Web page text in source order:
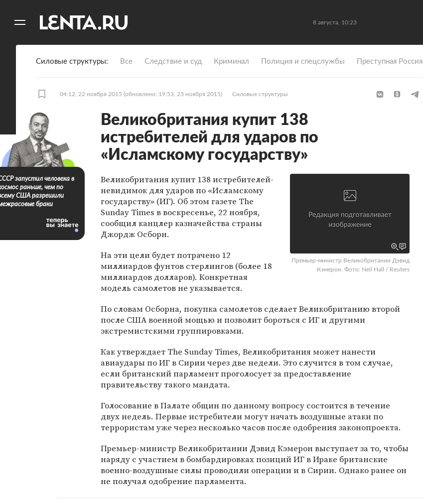
8 августа, 10:23
Силовые структуры Все Следствие и суд Криминал Полиция и спецслужбы Преступная Россия
04:12, 22 ноября 2015 (обновлено: 19:53, 23 ноября 2015) Силовые структуры
Великобритания купит 138
истребителей для ударов по
«Исламскому государству»
Премьер-министр Великобритании Дэвид
Кэмерон. Фото: Neil Hall / Reuters
Великобритания купит 138 истребителей-
невидимок для ударов по «Исламскому
государству» (ИГ). Об этом газете The
Sunday Times в воскресенье, 22 ноября,
сообщил канцлер казначейства страны
Джордж Осборн.
На эти цели будет потрачено 12
миллиардов фунтов стерлингов (более 18
миллиардов долларов). Конкретная
модель самолетов не указывается.
По словам Осборна, покупка самолетов сделает Великобританию второй
после США военной мощью и позволит бороться с ИГ и другими
экстремистскими группировками.
Как утверждает The Sunday Times, Великобритания может нанести
авиаудары по ИГ в Сирии через две недели. Это случится в том случае,
если британский парламент проголосует за предоставление
правительству такого мандата.
Голосование в Палате общин по данному вопросу состоится в течение
двух недель. Первые истребители могут начать воздушные атаки по
террористам уже через несколько часов после одобрения законопроекта.
Премьер-министр Великобритании Дэвид Кэмерон выступает за то, чтобы
наряду с участием в бомбардировках позиций ИГ в Ираке британские
военно-воздушные силы проводили операции и в Сирии. Однако ранее он
не получал одобрение парламента.
запустил человека в
раньше, чем по
США разрешили
браки